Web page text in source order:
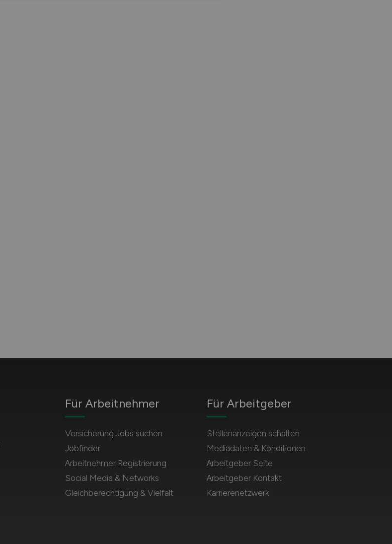
Für Arbeitnehmer
Versicherung Jobs suchen
Jobfinder
Arbeitnehmer Registrierung
Social Media & Networks
Gleichberechtigung & Vielfalt
Für Arbeitgeber
Stellenanzeigen schalten
Mediadaten & Konditionen
Arbeitgeber Seite
Arbeitgeber Kontakt
Karrierenetzwerk